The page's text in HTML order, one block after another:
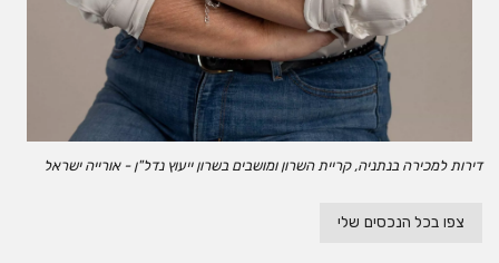
דירות למכירה בנתניה, קריית השרון ומושבים בשרון ייעוץ נדל"ן - אורייה ישראל
צפו בכל הנכסים שלי